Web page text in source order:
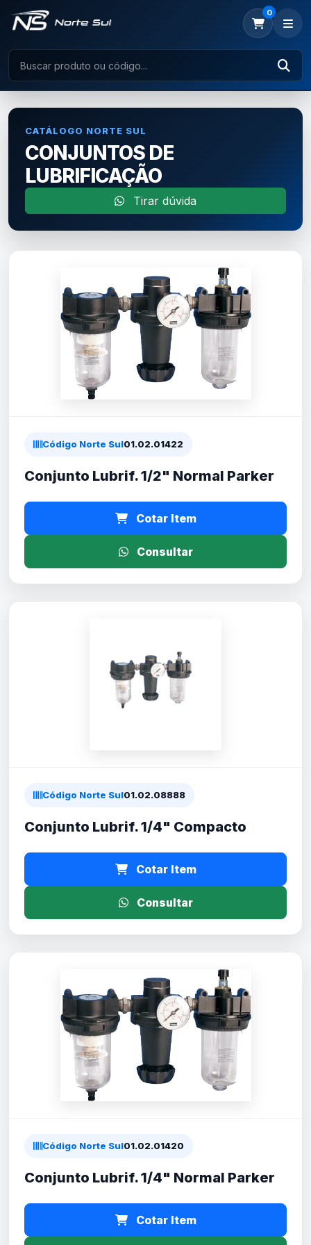
0
CATÁLOGO NORTE SUL
CONJUNTOS DE
LUBRIFICAÇÃO
Tirar dúvida
Código Norte Sul01.02.01422
Conjunto Lubrif. 1/2" Normal Parker
Cotar Item
Consultar
Código Norte Sul01.02.08888
Conjunto Lubrif. 1/4" Compacto
Cotar Item
Consultar
Código Norte Sul01.02.01420
Conjunto Lubrif. 1/4" Normal Parker
Cotar Item